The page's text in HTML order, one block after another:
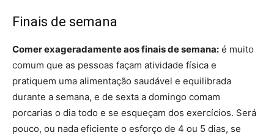
Finais de semana
Comer exageradamente aos finais de semana: é muito
comum que as pessoas façam atividade física e
pratiquem uma alimentação saudável e equilibrada
durante a semana, e de sexta a domingo comam
porcarias o dia todo e se esqueçam dos exercícios. Será
pouco, ou nada eficiente o esforço de 4 ou 5 dias, se